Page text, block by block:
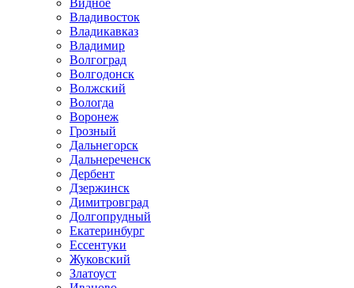
Видное
Владивосток
Владикавказ
Владимир
Волгоград
Волгодонск
Волжский
Вологда
Воронеж
Грозный
Дальнегорск
Дальнереченск
Дербент
Дзержинск
Димитровград
Долгопрудный
Екатеринбург
Ессентуки
Жуковский
Златоуст